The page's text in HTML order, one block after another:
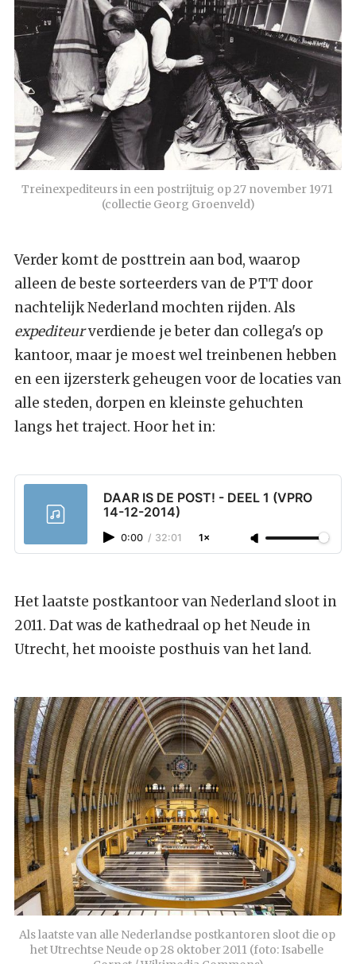
Treinexpediteurs in een postrijtuig op 27 november 1971
(collectie Georg Groenveld)
Verder komt de posttrein aan bod, waarop
alleen de beste sorteerders van de PTT door
nachtelijk Nederland mochten rijden. Als
expediteurverdiende je beter dan collega's op
kantoor, maar je moest wel treinbenen hebben
en een ijzersterk geheugen voor de locaties van
alle steden, dorpen en kleinste gehuchten
langs het traject. Hoor het in:
DAAR IS DE POST! - DEEL 1 (VPRO
14-12-2014)
0:00 / 32:01 1×
Het laatste postkantoor van Nederland sloot in
2011. Dat was de kathedraal op het Neude in
Utrecht, het mooiste posthuis van het land.
Als laatste van alle Nederlandse postkantoren sloot die op
het Utrechtse Neude op 28 oktober 2011 (foto: Isabelle